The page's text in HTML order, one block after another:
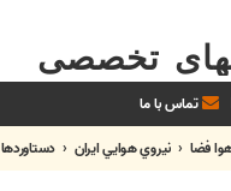
تخصصی
تماس با ما
فضا نيروي هوايي ايران